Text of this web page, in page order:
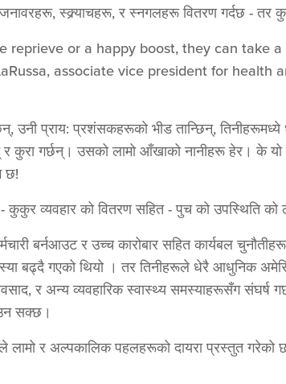
स्क्र्याचहरू, र स्नगलहरू वितरण गर्दछ - तर
reprieve or a happy boost, they can take
associate vice president for health
उनी प्राय: प्रशंसकहरूको भीड तान्छिन्,
कुरा गर्छन्। उसको लामो आँखाको नानीहरू हेर। के
छ!
व्यवहार को वितरण सहित - पुच को उपस्थिति को
बर्नआउट र उच्च कारोबार सहित कार्यबल
बढ्दै गएको थियो । तर तिनीहरूले धेरै आधुनिक
र अन्य व्यवहारिक स्वास्थ्य समस्याहरूसँग संघर्ष
सक्छ।
लामो र अल्पकालिक पहलहरूको दायरा प्रस्तुत गरेको